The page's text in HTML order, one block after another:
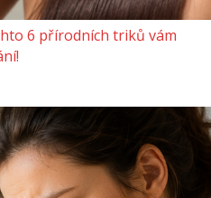
6 přírodních triků vám